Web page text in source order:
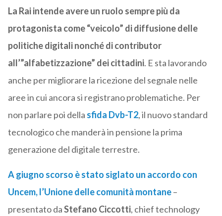
La Rai intende avere un ruolo sempre più da
protagonista come “veicolo” di diffusione delle
politiche digitali nonché di contributor
all’”alfabetizzazione” dei cittadini. E sta lavorando
anche per migliorare la ricezione del segnale nelle
aree in cui ancora si registrano problematiche. Per
non parlare poi della sfida Dvb-T2, il nuovo standard
tecnologico che manderà in pensione la prima
generazione del digitale terrestre.
A giugno scorso è stato siglato un accordo con
Uncem, l’Unione delle comunità montane–
presentato daStefano Ciccotti, chief technology